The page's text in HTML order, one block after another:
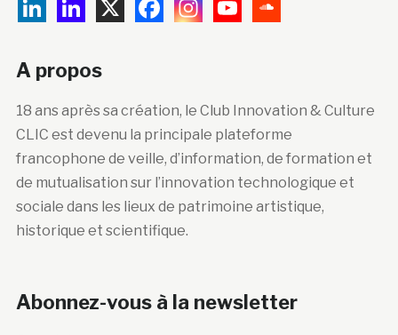
A propos
18 ans après sa création, le Club Innovation & Culture
CLIC est devenu la principale plateforme
francophone de veille, d’information, de formation et
de mutualisation sur l’innovation technologique et
sociale dans les lieux de patrimoine artistique,
historique et scientifique.
Abonnez-vous à la newsletter